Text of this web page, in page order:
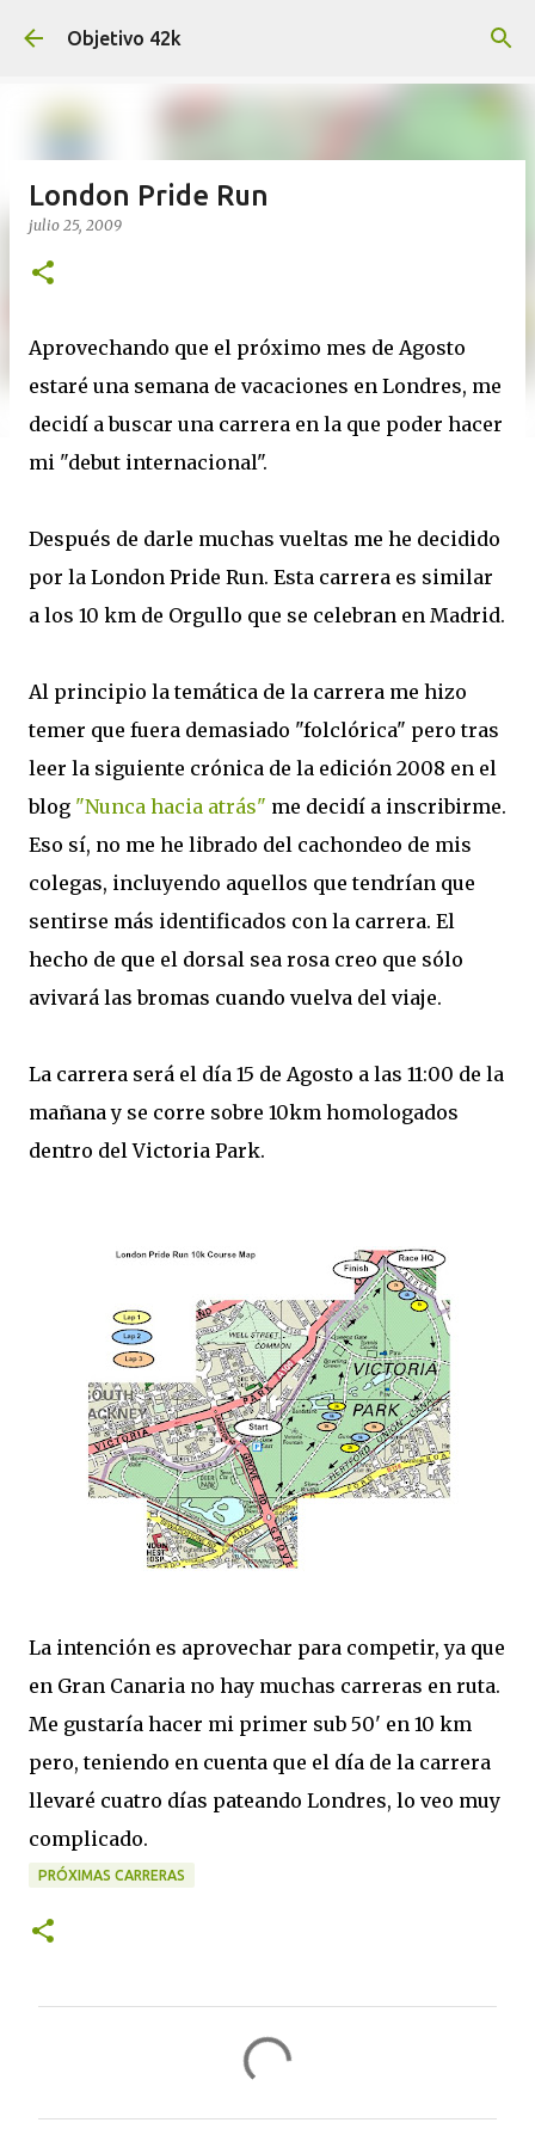
Ir al contenido principal
Objetivo 42k
London Pride Run
julio 25, 2009
Aprovechando que el próximo mes de Agosto
estaré una semana de vacaciones en Londres, me
decidí a buscar una carrera en la que poder hacer
mi "debut internacional".
Después de darle muchas vueltas me he decidido
por la London Pride Run. Esta carrera es similar
a los 10 km de Orgullo que se celebran en Madrid.
Al principio la temática de la carrera me hizo
temer que fuera demasiado "folclórica" pero tras
leer la siguiente crónica de la edición 2008 en el
blog "Nunca hacia atrás" me decidí a inscribirme.
Eso sí, no me he librado del cachondeo de mis
colegas, incluyendo aquellos que tendrían que
sentirse más identificados con la carrera. El
hecho de que el dorsal sea rosa creo que sólo
avivará las bromas cuando vuelva del viaje.
La carrera será el día 15 de Agosto a las 11:00 de la
mañana y se corre sobre 10km homologados
dentro del Victoria Park.
La intención es aprovechar para competir, ya que
en Gran Canaria no hay muchas carreras en ruta.
Me gustaría hacer mi primer sub 50' en 10 km
pero, teniendo en cuenta que el día de la carrera
llevaré cuatro días pateando Londres, lo veo muy
complicado.
PRÓXIMAS CARRERAS